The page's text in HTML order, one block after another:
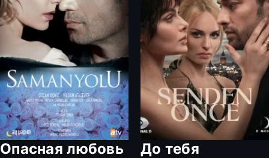
Опасная любовь До тебя